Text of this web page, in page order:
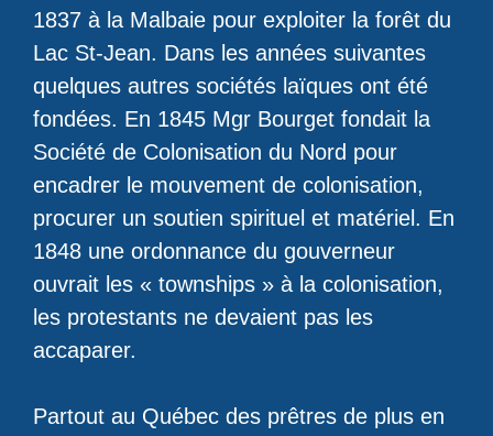
1837 à la Malbaie pour exploiter la forêt du
Lac St-Jean. Dans les années suivantes
quelques autres sociétés laïques ont été
fondées. En 1845 Mgr Bourget fondait la
Société de Colonisation du Nord pour
encadrer le mouvement de colonisation,
procurer un soutien spirituel et matériel. En
1848 une ordonnance du gouverneur
ouvrait les « townships » à la colonisation,
les protestants ne devaient pas les
accaparer.
Partout au Québec des prêtres de plus en